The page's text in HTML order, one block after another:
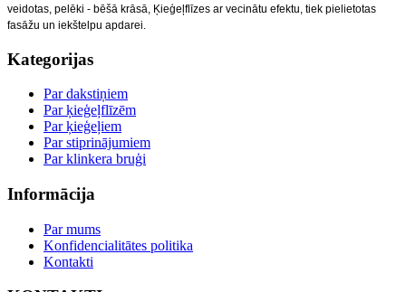
veidotas, pelēki - bēšā krāsā, Ķieģeļflīzes ar vecinātu efektu, tiek pielietotas
fasāžu un iekštelpu apdarei.
Kategorijas
Par dakstiņiem
Par ķieģeļflīzēm
Par ķieģeļiem
Par stiprinājumiem
Par klinkera bruģi
Informācija
Par mums
Konfidencialitātes politika
Kontakti